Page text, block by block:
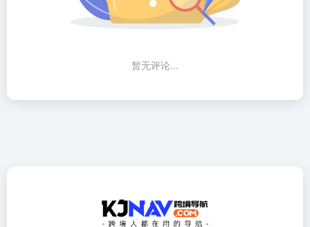
暂无评论...